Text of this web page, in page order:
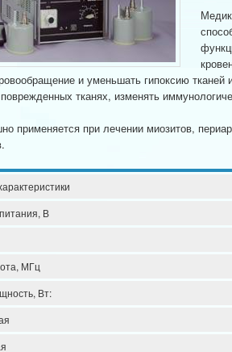
и уменьшать гипоксию тканей
тканях, изменять
применяется при лечении миозитов,
В
МГц
Вт: